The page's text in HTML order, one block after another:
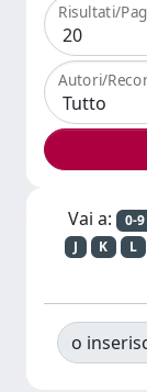
Risultati/
Autori/
Vai a: 0-9
J
K L
o